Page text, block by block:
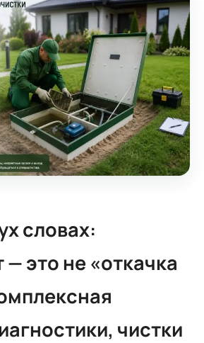
словах:
это не «откачка
чистки